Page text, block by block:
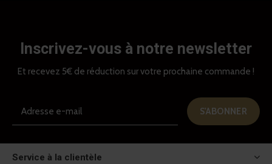
Inscrivez-vous à notre newsletter
Et recevez 5€ de réduction sur votre prochaine commande !
S'ABONNER
Service à la clientèle